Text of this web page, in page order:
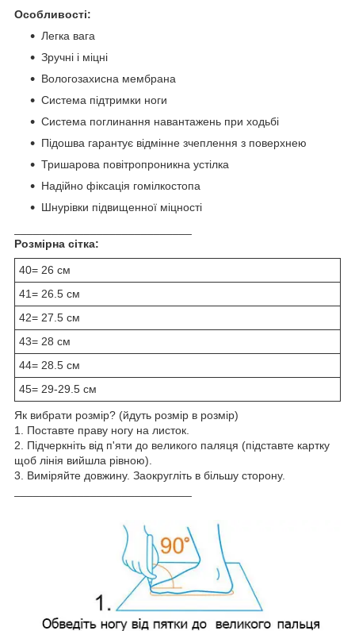
Особливості:
Легка вага
Зручні і міцні
Вологозахисна мембрана
Система підтримки ноги
Система поглинання навантажень при ходьбі
Підошва гарантує відмінне зчеплення з поверхнею
Тришарова повітропроникна устілка
Надійно фіксація гомілкостопа
Шнурівки підвищенної міцності
Розмірна сітка:
40= 26 см
41= 26.5 см
42= 27.5 см
43= 28 см
44= 28.5 см
45= 29-29.5 см
Як вибрати розмір? (йдуть розмір в розмір)
1. Поставте праву ногу на листок.
2. Підчеркніть від п'яти до великого паляця (підставте картку
щоб лінія вийшла рівною).
3. Виміряйте довжину. Заокругліть в більшу сторону.